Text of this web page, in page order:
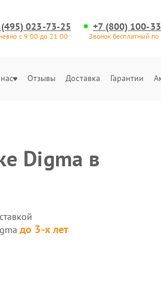
(495) 023-73-25
с 9:00 до 21:00
+7 (800) 100-
Звонок бесплатный
Отзывы Доставка Гарантии
Digma в
до 3-х лет